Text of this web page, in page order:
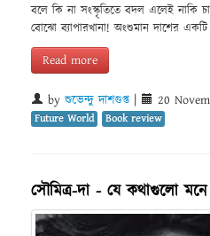
বলে কি না সংস্কৃতিতে বদল এলেই নাকি
বোঝো ব্যাপারখানা! অংশুমান দাশের
Read more
by শুভেন্দু দাশগুপ্ত | 20
Future World Book review
সৌমিত্র-দা - যে কথাগুলো